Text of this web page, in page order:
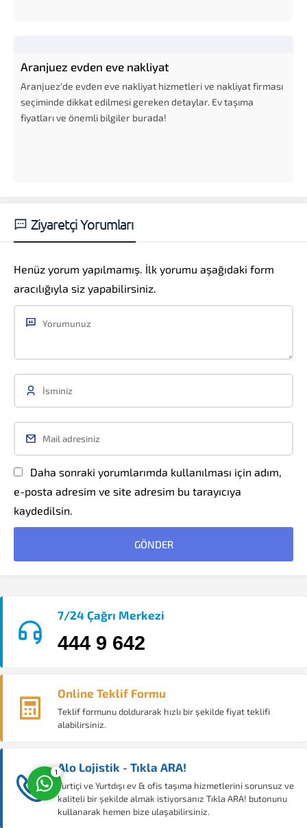
Aranjuez evden eve nakliyat
Aranjuez'de evden eve nakliyat hizmetleri ve nakliyat firması
seçiminde dikkat edilmesi gereken detaylar. Ev taşıma
fiyatları ve önemli bilgiler burada!
Ziyaretçi Yorumları
Henüz yorum yapılmamış. İlk yorumu aşağıdaki form
aracılığıyla siz yapabilirsiniz.
Daha sonraki yorumlarımda kullanılması için adım,
e-posta adresim ve site adresim bu tarayıcıya
kaydedilsin.
7/24 Çağrı Merkezi
444 9 642
Online Teklif Formu
Teklif formunu doldurarak hızlı bir şekilde fiyat teklifi
alabilirsiniz.
Alo Lojistik - Tıkla ARA!
Yurtiçi ve Yurtdışı ev & ofis taşıma hizmetlerini sorunsuz ve
kaliteli bir şekilde almak istiyorsanız Tıkla ARA! butonunu
kullanarak hemen bize ulaşabilirsiniz.
1